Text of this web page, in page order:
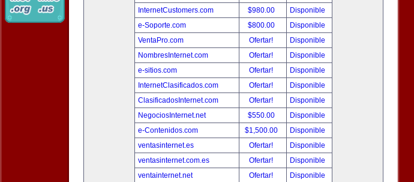
InternetCustomers.com
$980.00
Disponible
e-Soporte.com
$800.00
Disponible
VentaPro.com
Ofertar!
Disponible
NombresInternet.com
Ofertar!
Disponible
e-sitios.com
Ofertar!
Disponible
InternetClasificados.com
Ofertar!
Disponible
ClasificadosInternet.com
Ofertar!
Disponible
NegociosInternet.net
$550.00
Disponible
e-Contenidos.com
$1,500.00
Disponible
ventasinternet.es
Ofertar!
Disponible
ventasinternet.com.es
Ofertar!
Disponible
ventainternet.net
Ofertar!
Disponible